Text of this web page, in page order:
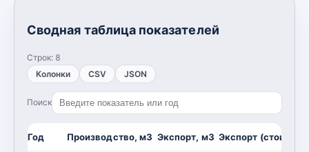
Сводная таблица показателей
Строк: 8
Колонки
CSV JSON
Поиск
Год Производство, м3 Экспорт, м3 Экспорт